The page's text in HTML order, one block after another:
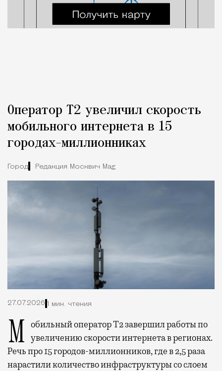
Оператор Т2 увеличил скорость
мобильного интернета в 15
городах-миллионниках
Город Редакция Москвич Mag
27.07.2026 1 мин. чтения
Мобильный оператор Т2 завершил работы по увеличению скорости интернета в регионах.
Речь про 15 городов-миллионников, где в 2,5 раза
нарастили количество инфраструктуры со слоем